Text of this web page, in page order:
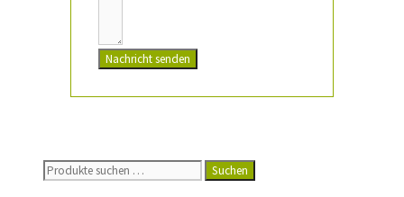
Nachricht senden
Suchen
nach:
Suchen